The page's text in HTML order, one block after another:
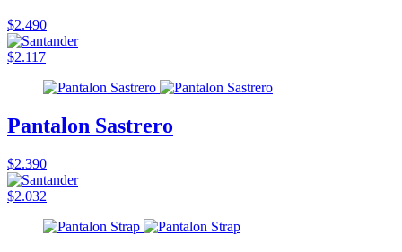
$2.490
$2.117
Pantalon Sastrero
$2.390
$2.032